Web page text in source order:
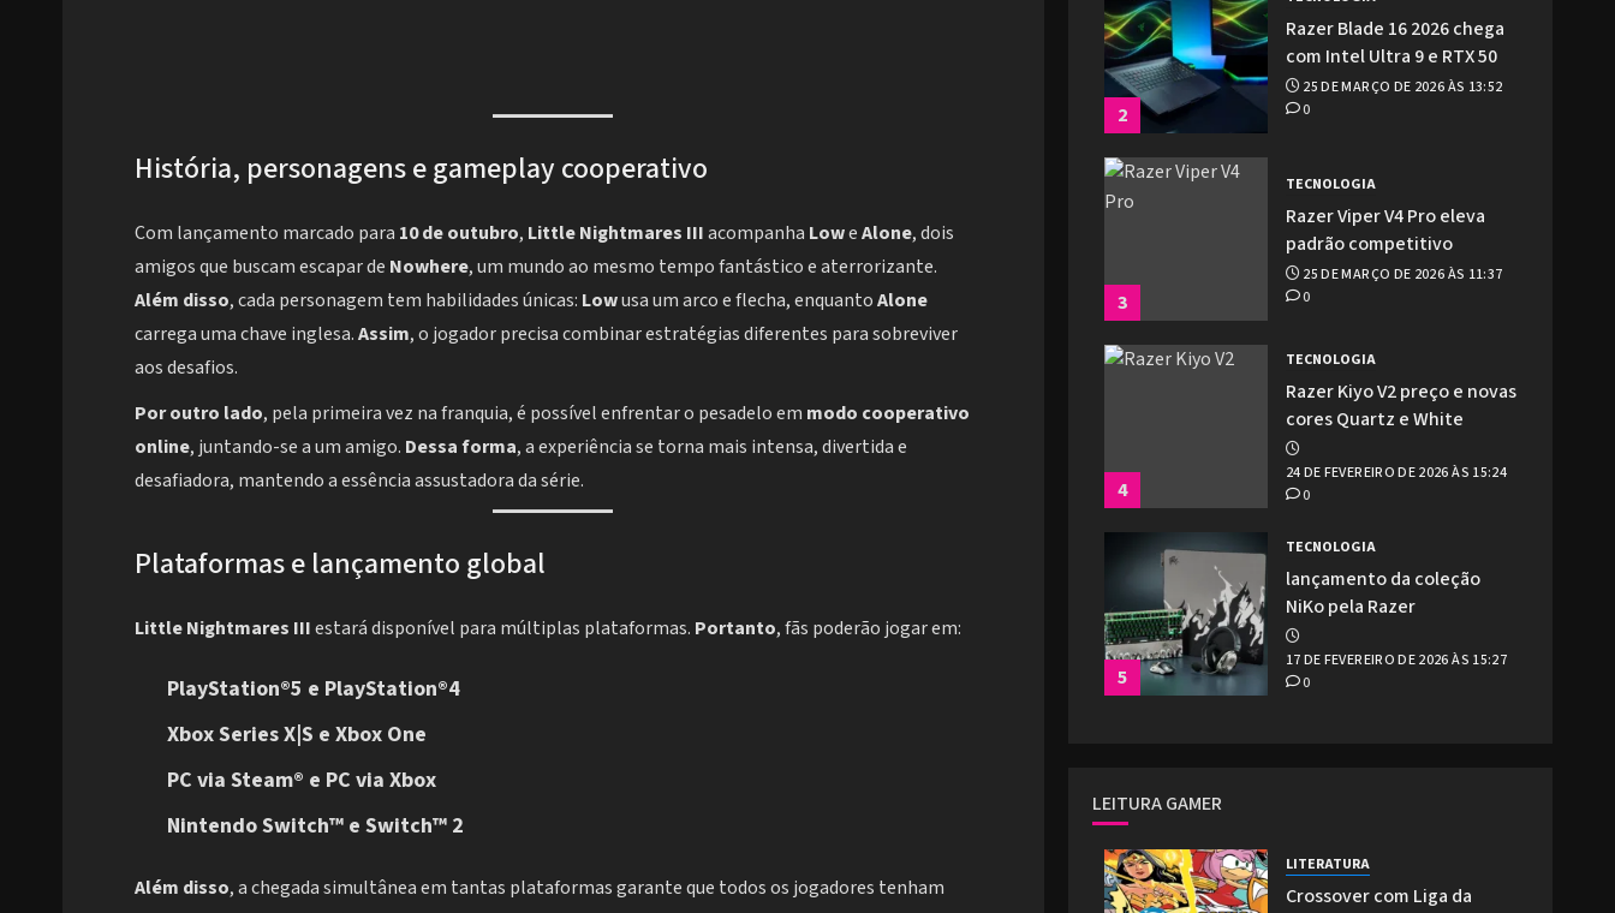
História, personagens e gameplay cooperativo
Com lançamento marcado para 10 de outubro, Little Nightmares IIIacompanha LoweAlone, dois
amigos que buscam escapar de Nowhere, um mundo ao mesmo tempo fantástico e aterrorizante.
Além disso, cada personagem tem habilidades únicas: Lowusa um arco e flecha, enquantoAlone
carrega uma chave inglesa.Assim, o jogador precisa combinar estratégias diferentes para sobreviver
aos desafios.
Por outro lado, pela primeira vez na franquia, é possível enfrentar o pesadelo em modo cooperativo
online, juntando-se a um amigo. Dessa forma, a experiência se torna mais intensa, divertida e
desafiadora, mantendo a essência assustadora da série.
Plataformas e lançamento global
Little Nightmares IIIestará disponível para múltiplas plataformas. Portanto, fãs poderão jogar em:
PlayStation®5 e PlayStation®4
Xbox Series X|S e Xbox One
PC via Steam® e PC via Xbox
Nintendo Switch™ e Switch™ 2
Além disso, a chegada simultânea em tantas plataformas garante que todos os jogadores tenham
2
Razer Blade 16 2026 chega
com Intel Ultra 9 e RTX 50
25 DE MARÇO DE 2026 ÀS 13:52
0
3
TECNOLOGIA
Razer Viper V4 Pro eleva
padrão competitivo
25 DE MARÇO DE 2026 ÀS 11:37
0
4
TECNOLOGIA
Razer Kiyo V2 preço e novas
cores Quartz e White
24 DE FEVEREIRO DE 2026 ÀS 15:24
0
5
TECNOLOGIA
lançamento da coleção
NiKo pela Razer
17 DE FEVEREIRO DE 2026 ÀS 15:27
0
LEITURA GAMER
LITERATURA
Crossover com Liga da